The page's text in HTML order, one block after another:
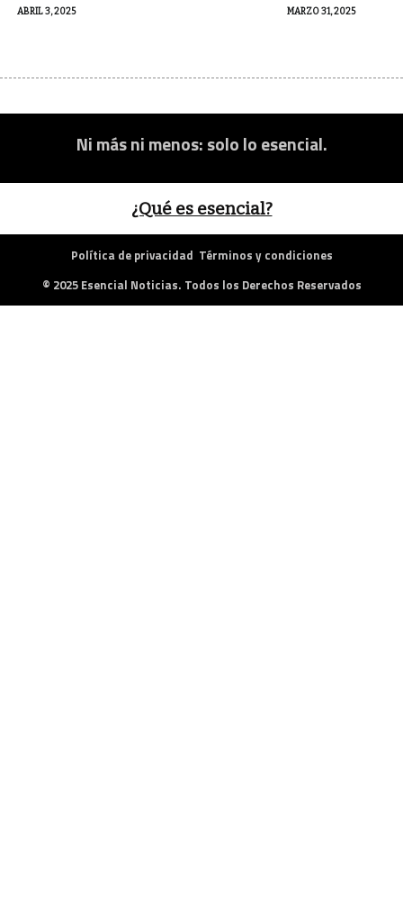
ABRIL 3, 2025 MARZO 31, 2025
Ni más ni menos: solo lo esencial.
¿Qué es esencial?
Política de privacidad Términos y condiciones
© 2025 Esencial Noticias. Todos los Derechos Reservados